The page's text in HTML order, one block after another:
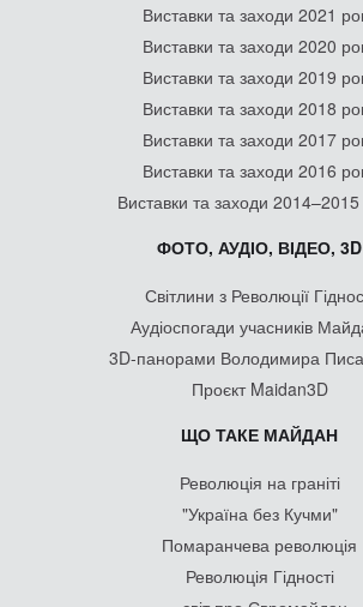
Виставки та заходи 2021
Виставки та заходи 2020
Виставки та заходи 2019
Виставки та заходи 2018
Виставки та заходи 2017
Виставки та заходи 2016
Виставки та заходи 2014–2015
ФОТО, АУДІО, ВІДЕО, 3D
Світлини з Революції
Аудіоспогади учасників
3D-панорами Володимира
Проєкт Maidan3D
ЩО ТАКЕ МАЙДАН
Революція на граніті
"Україна без Кучми"
Помаранчева революція
Революція Гідності